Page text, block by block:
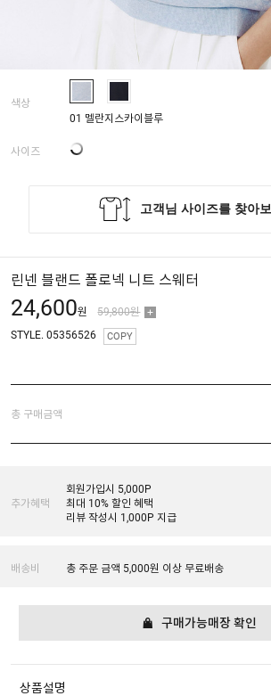
색상
01 멜란지스카이블루
사이즈
린넨 블랜드 폴로넥 니트 스웨터
24,600원 59,800원
STYLE. 05356526 COPY
총 구매금액
추가혜택
회원가입시 5,000P
최대 10% 할인 혜택
리뷰 작성시 1,000P 지급
배송비 총 주문 금액 5,000원 이상 무료배송
구매가능매장 확인
상품설명